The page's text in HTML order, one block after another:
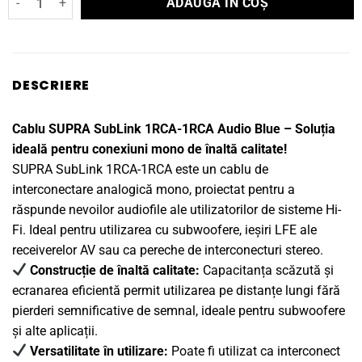
a
este:
DESCRIERE
Cablu SUPRA SubLink 1RCA-1RCA Audio Blue – Soluția
ideală pentru conexiuni mono de înaltă calitate!
SUPRA SubLink 1RCA-1RCA este un cablu de
interconectare analogică mono, proiectat pentru a
răspunde nevoilor audiofile ale utilizatorilor de sisteme Hi-
Fi. Ideal pentru utilizarea cu subwoofere, ieșiri LFE ale
receiverelor AV sau ca pereche de interconecturi stereo.
Construcție de înaltă calitate: Capacitanța scăzută și
ecranarea eficientă permit utilizarea pe distanțe lungi fără
pierderi semnificative de semnal, ideale pentru subwoofere
și alte aplicații.
Versatilitate în utilizare: Poate fi utilizat ca interconect